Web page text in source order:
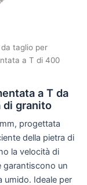
taglio per
a T di 400
a T da
di granito
progettata
della pietra di
la velocità di
garantiscono un
umido. Ideale per